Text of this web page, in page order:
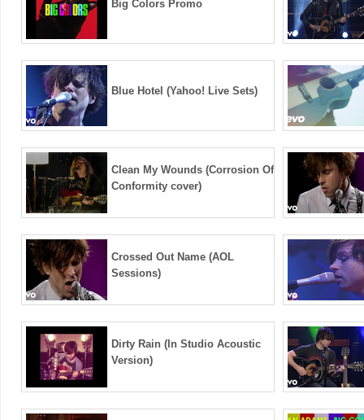
Big Colors Promo
Blue Hotel (Yahoo! Live Sets)
Clean My Wounds (Corrosion Of
Conformity cover)
Crossed Out Name (AOL
Sessions)
Dirty Rain (In Studio Acoustic
Version)